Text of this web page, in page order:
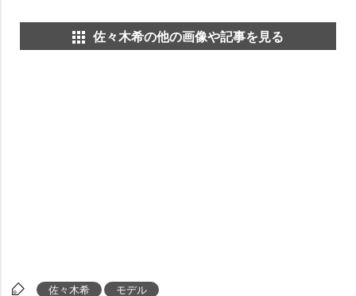
佐々木希の他の画像や記事を見る
佐々木希 モデル